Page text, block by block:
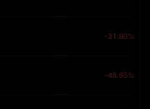
-31.80%
-48.95%